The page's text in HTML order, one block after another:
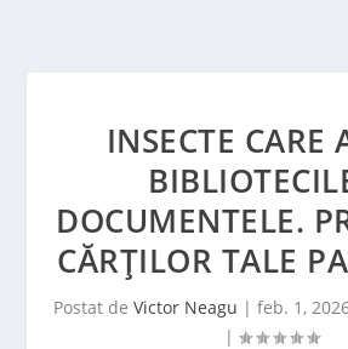
INSECTE CARE
DOCUMENTELE.
CĂRȚILOR TALE
Postat de Victor Neagu | feb. 1,
|